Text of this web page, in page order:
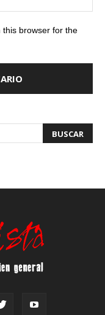
this browser for the